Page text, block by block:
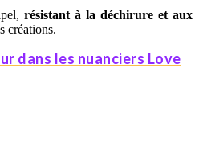
résistant à la déchirure et aux
créations.
dans les nuanciers Love